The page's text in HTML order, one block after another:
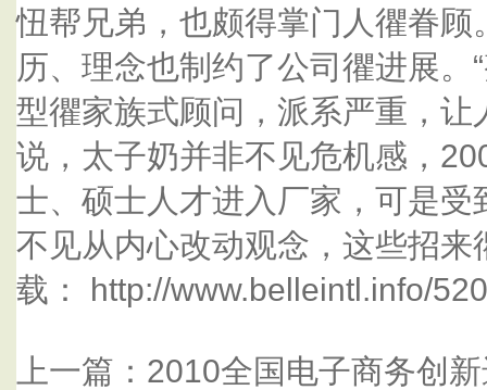
忸帮兄弟，也颇得掌门人忂眷
历、理念也制约了公司忂进展。
型忂家族式顾问，派系严重，让
说，太子奶并非不见危机感，
士、硕士人才进入厂家，可是
不见从内心改动观念，这些招
载： http://www.belleintl.info/
上一篇：2010全国电子商务创